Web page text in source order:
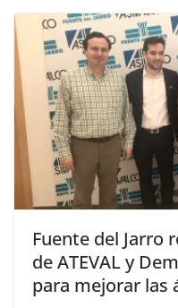
Fuente del Jarro
de ATEVAL y
para mejorar las